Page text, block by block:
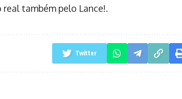
também pelo Lance!.
Twitter